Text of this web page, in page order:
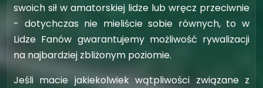
swoich sił w amatorskiej lidze lub wręcz przeciwnie
- dotychczas nie mieliście sobie równych, to w
Lidze Fanów gwarantujemy możliwość rywalizacji
na najbardziej zbliżonym poziomie.
Jeśli macie jakiekolwiek wątpliwości związane z